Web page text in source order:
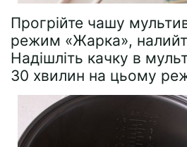
Прогрійте чашу
режим «Жарка»,
Надішліть качку в
30 хвилин на цьому